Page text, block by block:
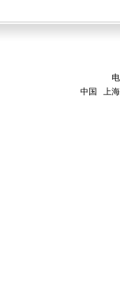
中国 上海